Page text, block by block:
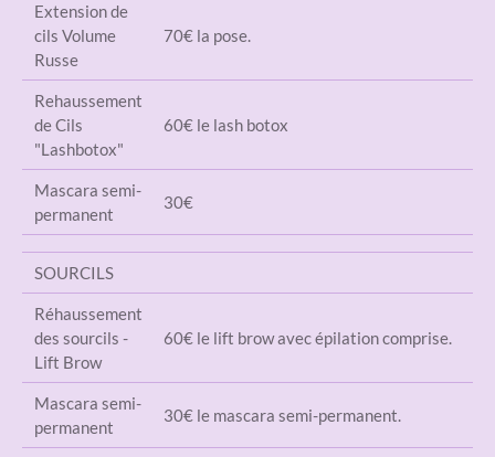
Extension de
cils Volume
Russe
70€ la pose.
Rehaussement
de Cils
"Lashbotox"
60€ le lash botox
Mascara semi-
permanent
30€
SOURCILS
Réhaussement
des sourcils -
Lift Brow
60€ le lift brow avec épilation comprise.
Mascara semi-
permanent
30€ le mascara semi-permanent.